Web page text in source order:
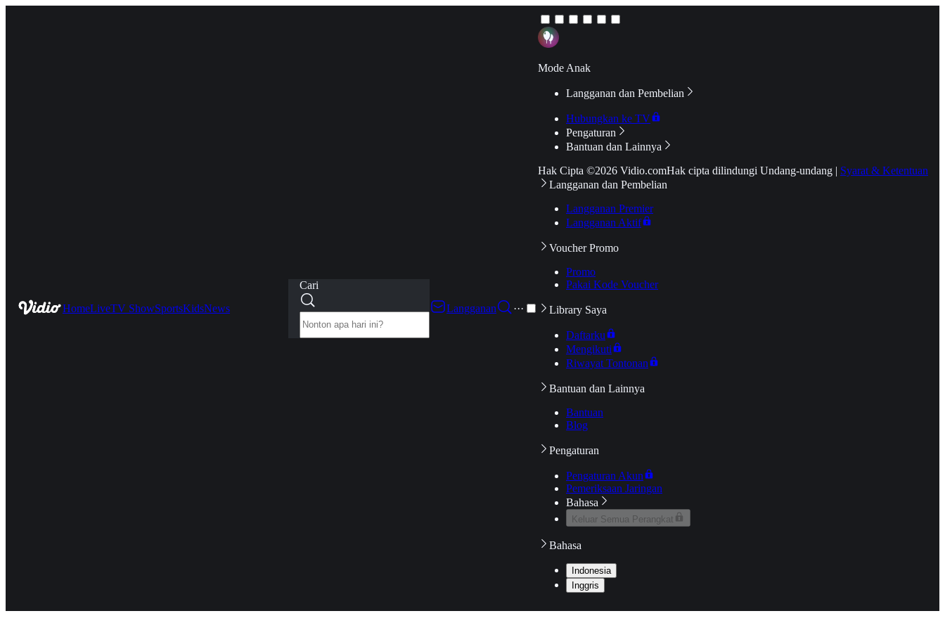
HomeLiveTV ShowSportsKidsNews
Cari
Langganan
···
Mode Anak
Langganan dan Pembelian
Hubungkan ke TV
Pengaturan
Bantuan dan Lainnya
Hak Cipta ©2026 Vidio.comHak cipta dilindungi Undang-undang | Syarat & Ketentuan
Langganan dan Pembelian
Langganan Premier
Langganan Aktif
Voucher Promo
Promo
Pakai Kode Voucher
Library Saya
Daftarku
Mengikuti
Riwayat Tontonan
Bantuan dan Lainnya
Bantuan
Blog
Pengaturan
Pengaturan Akun
Pemeriksaan Jaringan
Bahasa
Keluar Semua Perangkat
Bahasa
Indonesia
Inggris